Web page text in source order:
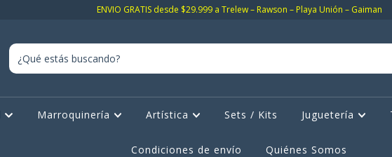
ENVIO GRATIS desde $29.999 a Trelew – Rawson – Playa Unión – Gaiman
Marroquinería Artística Sets / Kits Juguetería
Condiciones de envío Quiénes Somos